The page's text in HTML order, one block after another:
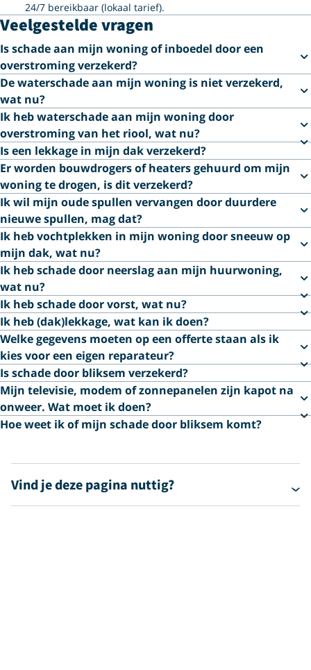
24/7 bereikbaar (lokaal tarief).
Veelgestelde vragen
Is schade aan mijn woning of inboedel door een
overstroming verzekerd?
De waterschade aan mijn woning is niet verzekerd,
wat nu?
Ik heb waterschade aan mijn woning door
overstroming van het riool, wat nu?
Is een lekkage in mijn dak verzekerd?
Er worden bouwdrogers of heaters gehuurd om mijn
woning te drogen, is dit verzekerd?
Ik wil mijn oude spullen vervangen door duurdere
nieuwe spullen, mag dat?
Ik heb vochtplekken in mijn woning door sneeuw op
mijn dak, wat nu?
Ik heb schade door neerslag aan mijn huurwoning,
wat nu?
Ik heb schade door vorst, wat nu?
Ik heb (dak)lekkage, wat kan ik doen?
Welke gegevens moeten op een offerte staan als ik
kies voor een eigen reparateur?
Is schade door bliksem verzekerd?
Mijn televisie, modem of zonnepanelen zijn kapot na
onweer. Wat moet ik doen?
Hoe weet ik of mijn schade door bliksem komt?
Vind je deze pagina nuttig?